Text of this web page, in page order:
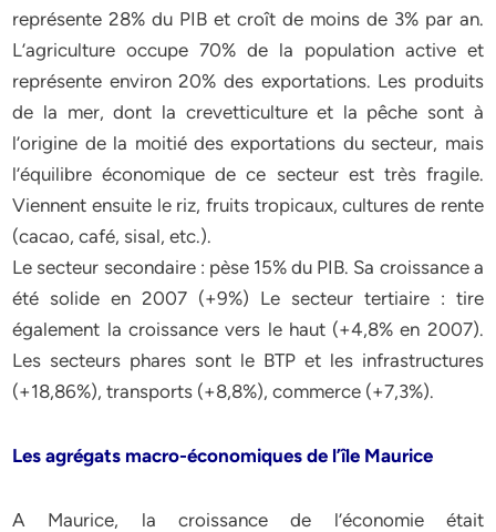
représente 28% du PIB et croît de moins de 3% par an.
L’agriculture occupe 70% de la population active et
représente environ 20% des exportations. Les produits
de la mer, dont la crevetticulture et la pêche sont à
l’origine de la moitié des exportations du secteur, mais
l’équilibre économique de ce secteur est très fragile.
Viennent ensuite le riz, fruits tropicaux, cultures de rente
(cacao, café, sisal, etc.).
Le secteur secondaire : pèse 15% du PIB. Sa croissance a
été solide en 2007 (+9%) Le secteur tertiaire : tire
également la croissance vers le haut (+4,8% en 2007).
Les secteurs phares sont le BTP et les infrastructures
(+18,86%), transports (+8,8%), commerce (+7,3%).
Les agrégats macro-économiques de l’île Maurice
A Maurice, la croissance de l’économie était